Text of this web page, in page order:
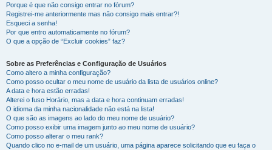
Porque é que não consigo entrar no fórum?
Registrei-me anteriormente mas não consigo mais entrar?!
Esqueci a senha!
Por que entro automaticamente no fórum?
O que a opção de “Excluir cookies” faz?
Sobre as Preferências e Configuração de Usuários
Como altero a minha configuração?
Como posso ocultar o meu nome de usuário da lista de usuários online?
A data e hora estão erradas!
Alterei o fuso Horário, mas a data e hora continuam erradas!
O idioma da minha nacionalidade não está na lista!
O que são as imagens ao lado do meu nome de usuário?
Como posso exibir uma imagem junto ao meu nome de usuário?
Como posso alterar o meu rank?
Quando clico no e-mail de um usuário, uma página aparece solicitando que eu faça o